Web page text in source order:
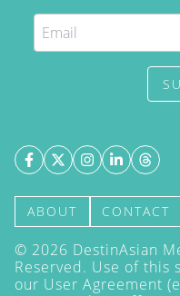
ABOUT CONTACT
© 2026 DestinAsian
Reserved. Use of this
our User Agreement